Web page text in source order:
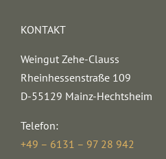
KONTAKT
Weingut Zehe-Clauss
Rheinhessenstraße 109
D-55129 Mainz-Hechtsheim
Telefon:
+49 – 6131 – 97 28 942